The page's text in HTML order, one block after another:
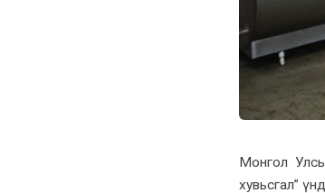
Монгол
хувьсгал”